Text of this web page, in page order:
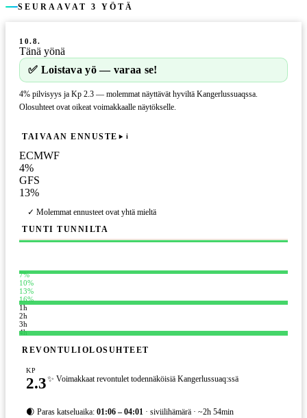
SEURAAVAT 3 YÖTÄ
10.8.
Tänä yönä
✅ Loistava yö — varaa se!
4% pilvisyys ja Kp 2.3 — molemmat näyttävät hyviltä Kangerlussuaqssa.
Olosuhteet ovat oikeat voimakkaalle näytökselle.
TAIVAAN ENNUSTE i
ECMWF
4%
GFS
13%
✓ Molemmat ennusteet ovat yhtä mieltä
TUNTI TUNNILTA
7%
10%
13%
16%
1h
2h
3h
4h
REVONTULIOLOSUHTEET
KP
2.3✨ Voimakkaat revontulet todennäköisiä Kangerlussuaq:ssä
🌒 Paras katseluaika: 01:06 – 04:01 · siviilihämärä · ~2h 54min